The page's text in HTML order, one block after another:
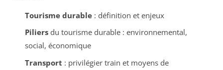
Tourisme durable: définition et enjeux
Piliersdu tourisme durable : environnemental,
social, économique
Transport : privilégier train et moyens de